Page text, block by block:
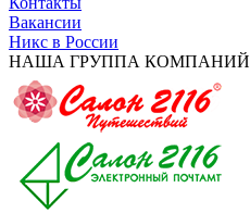
Вакансии
Никс в России
НАША ГРУППА КОМПАНИЙ